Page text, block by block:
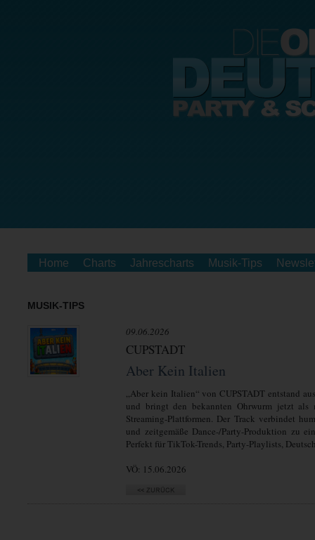
Home Charts Jahrescharts Musik-Tips
MUSIK-TIPS
09.06.2026
CUPSTADT
Aber Kein Italien
„Aber kein Italien“ von CUPSTADT entstand
und bringt den bekannten Ohrwurm jetzt als
Streaming-Plattformen. Der Track verbindet
und zeitgemäße Dance-/Party-Produktion zu
Perfekt für TikTok-Trends, Party-Playlists,
VÖ: 15.06.2026